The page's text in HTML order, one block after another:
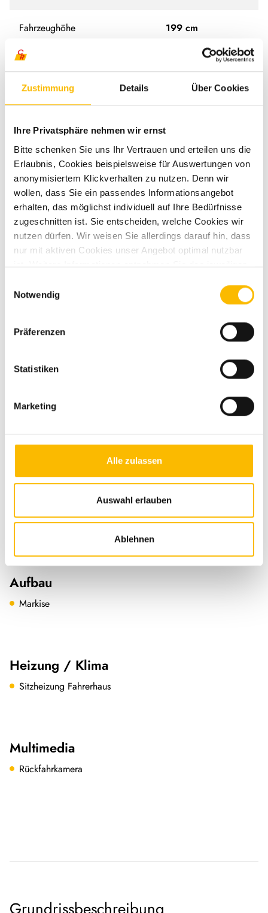
Zustimmung Details Über Cookies
Ihre Privatsphäre nehmen wir ernst
Bitte schenken Sie uns Ihr Vertrauen und erteilen uns die
Erlaubnis, Cookies beispielsweise für Auswertungen von
anonymisiertem Klickverhalten zu nutzen. Denn wir
wollen, dass Sie ein passendes Informationsangebot
erhalten, das möglichst individuell auf Ihre Bedürfnisse
zugeschnitten ist. Sie entscheiden, welche Cookies wir
nutzen dürfen. Wir weisen Sie allerdings darauf hin, dass
nur mit aktiven Cookies unser Angebot optimal nutzbar
ist. Weitere Informationen entnehmen Sie den jeweiligen
Notwendig
Präferenzen
Statistiken
Marketing
Alle zulassen
Auswahl erlauben
Ablehnen
Fahrzeughöhe 199 cm
Aufbauart
Kraftstoff
Getriebe Automatik
Motordetails 4-Zylinder-OHC
Schadstoffnorm Euro 6d
Multifunktionslenkrad
Allwetterreifen
Tempomat
Aufbau
Markise
Heizung / Klima
Sitzheizung Fahrerhaus
Multimedia
Rückfahrkamera